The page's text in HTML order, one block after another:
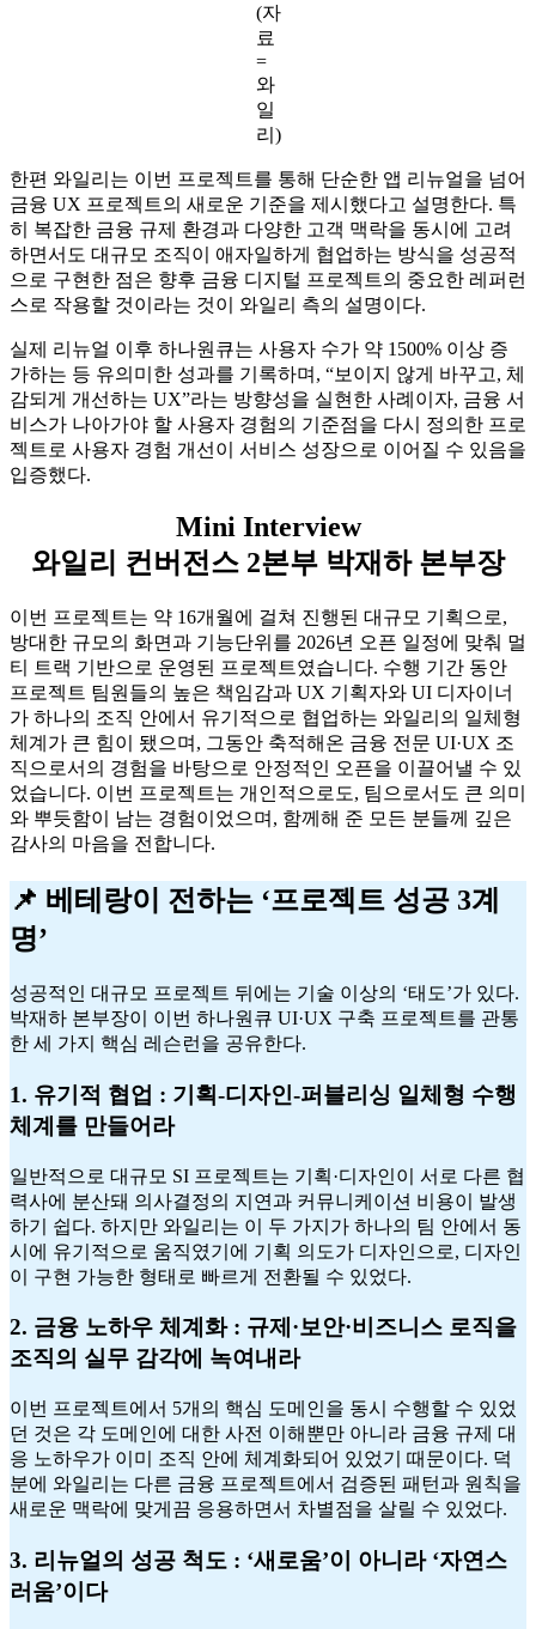
(자
료
=
와
일
리)
한편 와일리는 이번 프로젝트를 통해 단순한 앱 리뉴얼을 넘어
금융 UX 프로젝트의 새로운 기준을 제시했다고 설명한다. 특
히 복잡한 금융 규제 환경과 다양한 고객 맥락을 동시에 고려
하면서도 대규모 조직이 애자일하게 협업하는 방식을 성공적
으로 구현한 점은 향후 금융 디지털 프로젝트의 중요한 레퍼런
스로 작용할 것이라는 것이 와일리 측의 설명이다.
실제 리뉴얼 이후 하나원큐는 사용자 수가 약 1500% 이상 증
가하는 등 유의미한 성과를 기록하며, “보이지 않게 바꾸고, 체
감되게 개선하는 UX”라는 방향성을 실현한 사례이자, 금융 서
비스가 나아가야 할 사용자 경험의 기준점을 다시 정의한 프로
젝트로 사용자 경험 개선이 서비스 성장으로 이어질 수 있음을
입증했다.
Mini Interview
와일리 컨버전스 2본부 박재하 본부장
이번 프로젝트는 약 16개월에 걸쳐 진행된 대규모 기획으로,
방대한 규모의 화면과 기능단위를 2026년 오픈 일정에 맞춰 멀
티 트랙 기반으로 운영된 프로젝트였습니다. 수행 기간 동안
프로젝트 팀원들의 높은 책임감과 UX 기획자와 UI 디자이너
가 하나의 조직 안에서 유기적으로 협업하는 와일리의 일체형
체계가 큰 힘이 됐으며, 그동안 축적해온 금융 전문 UI·UX 조
직으로서의 경험을 바탕으로 안정적인 오픈을 이끌어낼 수 있
었습니다. 이번 프로젝트는 개인적으로도, 팀으로서도 큰 의미
와 뿌듯함이 남는 경험이었으며, 함께해 준 모든 분들께 깊은
감사의 마음을 전합니다.
📌 베테랑이 전하는 ‘프로젝트 성공 3계
명’
성공적인 대규모 프로젝트 뒤에는 기술 이상의 ‘태도’가 있다.
박재하 본부장이 이번 하나원큐 UI·UX 구축 프로젝트를 관통
한 세 가지 핵심 레슨런을 공유한다.
1. 유기적 협업 : 기획-디자인-퍼블리싱 일체형 수행
체계 를 만들어라
일반적으로 대규모 SI 프로젝트는 기획·디자인이 서로 다른 협
력사에 분산돼 의사결정의 지연과 커뮤니케이션 비용이 발생
하기 쉽다. 하지만 와일리는 이 두 가지가 하나의 팀 안에서 동
시에 유기적으로 움직였기에 기획 의도가 디자인으로, 디자인
이 구현 가능한 형태로 빠르게 전환될 수 있었다.
2. 금융 노하우 체계화 : 규제·보안·비즈니스 로직을
조직의 실무 감각에 녹여내라
이번 프로젝트에서 5개의 핵심 도메인을 동시 수행할 수 있었
던 것은 각 도메인에 대한 사전 이해뿐만 아니라 금융 규제 대
응 노하우가 이미 조직 안에 체계화되어 있었기 때문이다. 덕
분에 와일리는 다른 금융 프로젝트에서 검증된 패턴과 원칙을
새로운 맥락에 맞게끔 응용하면서 차별점을 살릴 수 있었다.
3. 리뉴얼의 성공 척도 : ‘새로움’이 아니라 ‘자연스
러움’이다